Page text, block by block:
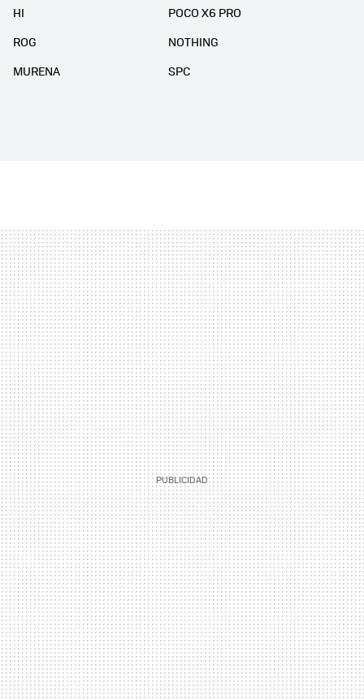
HI
POCO X6 PRO
ROG
NOTHING
MURENA
SPC